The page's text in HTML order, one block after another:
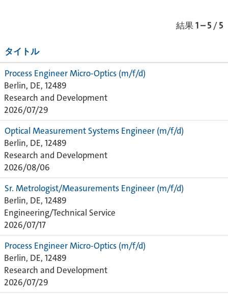
結果 1 – 5 /5
タイトル
Process Engineer Micro-Optics (m/f/d)
Berlin, DE, 12489
Research and Development
2026/07/29
Optical Measurement Systems Engineer (m/f/d)
Berlin, DE, 12489
Research and Development
2026/08/06
Sr. Metrologist/Measurements Engineer (m/f/d)
Berlin, DE, 12489
Engineering/Technical Service
2026/07/17
Process Engineer Micro-Optics (m/f/d)
Berlin, DE, 12489
Research and Development
2026/07/29